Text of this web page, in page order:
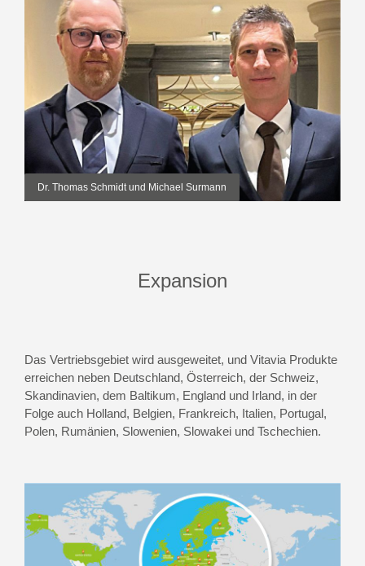
Dr. Thomas Schmidt und Michael Surmann
Expansion
Das Vertriebsgebiet wird ausgeweitet, und Vitavia Produkte
erreichen neben Deutschland, Österreich, der Schweiz,
Skandinavien, dem Baltikum, England und Irland, in der
Folge auch Holland, Belgien, Frankreich, Italien, Portugal,
Polen, Rumänien, Slowenien, Slowakei und Tschechien.